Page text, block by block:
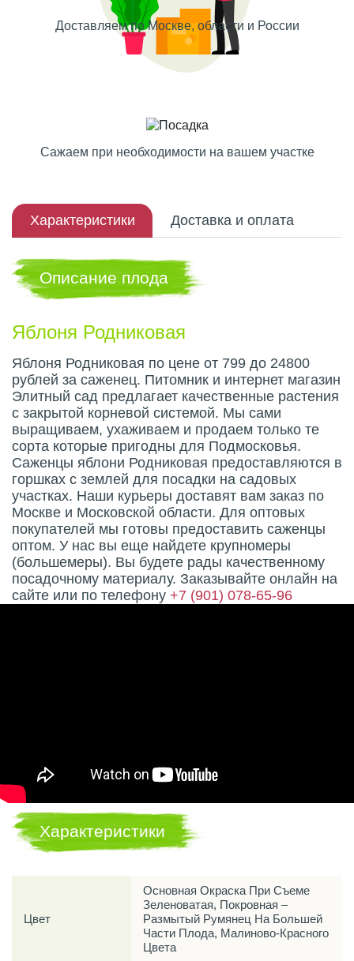
Доставляем по Москве, области и России
Сажаем при необходимости на вашем участке
Характеристики Доставка и оплата
Описание плода
Яблоня Родниковая
Яблоня Родниковая по цене от 799 до 24800
рублей за саженец. Питомник и интернет магазин
Элитный сад предлагает качественные растения
с закрытой корневой системой. Мы сами
выращиваем, ухаживаем и продаем только те
сорта которые пригодны для Подмосковья.
Саженцы яблони Родниковая предоставляются в
горшках с землей для посадки на садовых
участках. Наши курьеры доставят вам заказ по
Москве и Московской области. Для оптовых
покупателей мы готовы предоставить саженцы
оптом. У нас вы еще найдете крупномеры
(большемеры). Вы будете рады качественному
посадочному материалу. Заказывайте онлайн на
сайте или по телефону +7 (901) 078-65-96
Характеристики
Цвет
Основная Окраска При Съеме
Зеленоватая, Покровная –
Размытый Румянец На Большей
Части Плода, Малиново-Красного
Цвета